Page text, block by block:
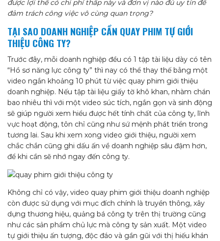
được lợi thế có chi phí thấp này và đơn vị nào đủ uy tín để
đảm trách công việc vô cùng quan trọng?
TẠI SAO DOANH NGHIỆP CẦN QUAY PHIM TỰ GIỚI
THIỆU CÔNG TY?
Trước đây, mỗi doanh nghiệp đều có 1 tập tài liệu dày có tên
“Hồ sơ năng lực công ty” thì nay có thể thay thế bằng một
video ngắn khoảng 10 phút từ việc quay phim giới thiệu
doanh nghiệp. Nếu tập tài liệu giấy tờ khô khan, nhàm chán
bao nhiêu thì với một video súc tích, ngắn gọn và sinh động
sẽ giúp người xem hiểu được hết tính chất của công ty, lĩnh
vực hoạt động, tôn chỉ cũng như sứ mệnh phát triển trong
tương lai. Sau khi xem xong video giới thiệu, người xem
chắc chắn cũng ghi dấu ấn về doanh nghiệp sâu đậm hơn,
để khi cần sẽ nhớ ngay đến công ty.
Không chỉ có vậy, video quay phim giới thiệu doanh nghiệp
còn được sử dụng với mục đích chính là truyền thông, xây
dựng thương hiệu, quảng bá công ty trên thị trường cũng
như các sản phẩm chủ lực mà công ty sản xuất. Một video
tự giới thiệu ấn tượng, độc đáo và gần gũi với thị hiếu khán